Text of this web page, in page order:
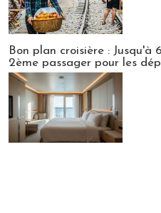
Bon plan croisière : Jusqu'à
2ème passager pour les